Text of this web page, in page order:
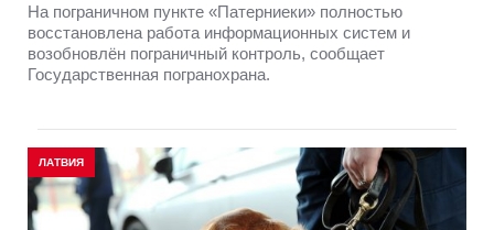
На пограничном пункте «Патерниеки» полностью
восстановлена работа информационных систем и
возобновлён пограничный контроль, сообщает
Государственная погранохрана.
ЛАТВИЯ